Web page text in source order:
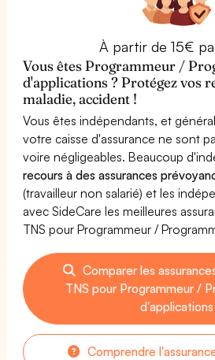
À partir de 15€
Vous êtes Programmeur /
d'applications ? Protégez vos
maladie, accident !
Vous êtes indépendants, et
votre caisse d'assurance ne sont
voire négligeables. Beaucoup
recours à des assurances
(travailleur non salarié) et les
avec SideCare les meilleures
TNS pour Programmeur /
Comparer les
TNS pour Programmeur /
d'applications
Comprendre